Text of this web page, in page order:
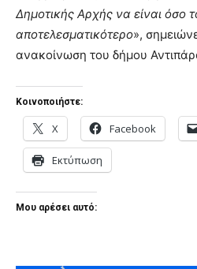
Δημοτικής Αρχής να είναι όσο
αποτελεσματικότερο»,
ανακοίνωση του δήμου
Κοινοποιήστε:
X Facebook
Εκτύπωση
Μου αρέσει αυτό: